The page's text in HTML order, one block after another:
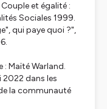
et égalité :
Sociales 1999.
qui paye quoi ?",
Maïté Warland.
2022 dans les
la communauté